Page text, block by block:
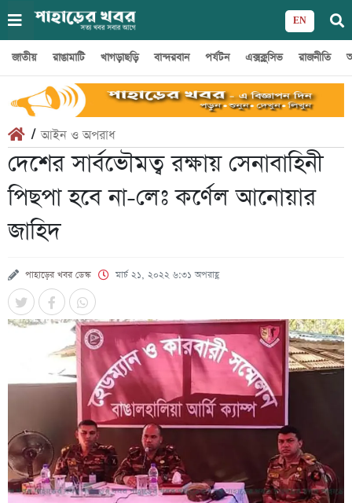
EN
জাতীয় রাঙামাটি খাগড়াছড়ি বান্দরবান পর্যটন এক্সক্লুসিভ রাজনীতি
/আইন ও অপরাধ
দেশের সার্বভৌমত্ব রক্ষায় সেনাবাহিনী
পিছপা হবে না-লেঃ কর্ণেল আনোয়ার
জাহিদ
পাহাড়ের খবর ডেস্ক মার্চ ২১, ২০২২ ৬:৩১ অপরাহ্ণ